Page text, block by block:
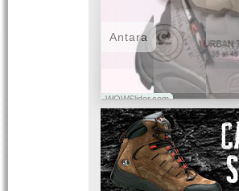
WOWSlider.com
Antara